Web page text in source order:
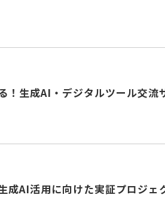
約 運営会社 個人情報保護方針
！生成AI・デジタルツール交
成AI活用に向けた実証プロジ